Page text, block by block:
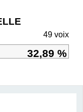
49 voix
32,89 %